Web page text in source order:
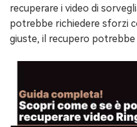
recuperare i video di
potrebbe richiedere sforzi
giuste, il recupero